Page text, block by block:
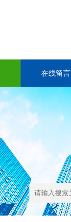
在线留言